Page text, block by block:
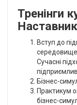
Тренінги
Вступ до
середовище
Сучасні
Бізнес-
Практикум
бізнес-